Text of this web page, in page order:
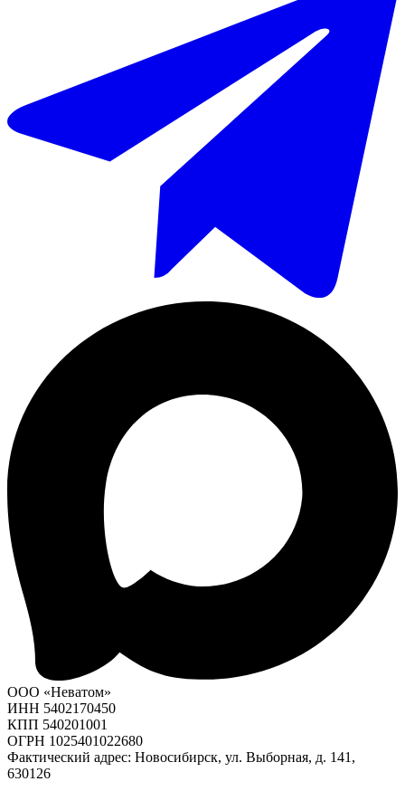
ООО «Неватом»
ИНН 5402170450
КПП 540201001
ОГРН 1025401022680
Фактический адрес: Новосибирск, ул. Выборная, д. 141,
630126